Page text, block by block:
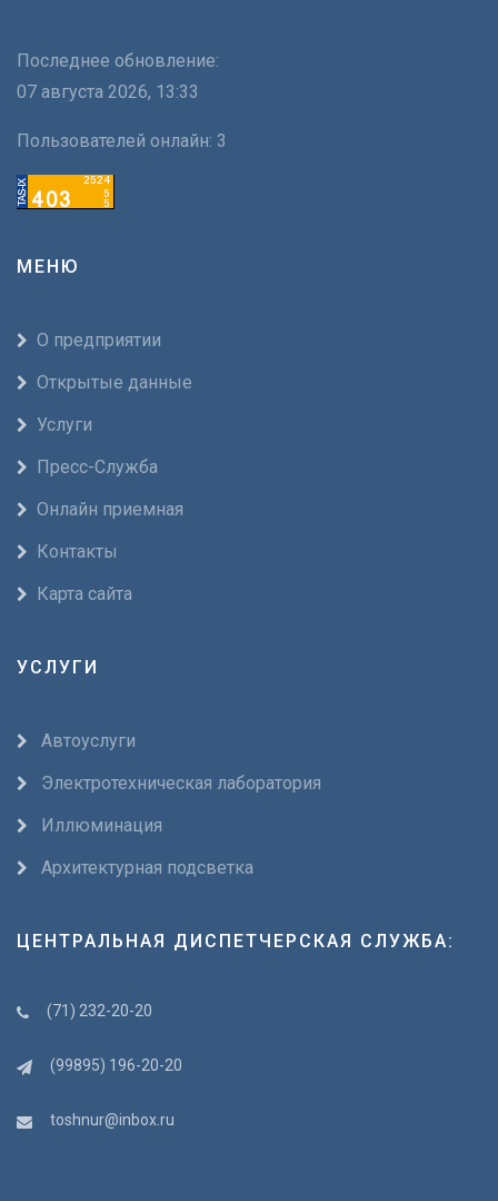
Последнее обновление:
07 августа 2026, 13:33
Пользователей онлайн: 3
МЕНЮ
О предприятии
Открытые данные
Услуги
Пресс-Служба
Онлайн приемная
Контакты
Карта сайта
УСЛУГИ
Автоуслуги
Электротехническая лаборатория
Иллюминация
Архитектурная подсветка
ЦЕНТРАЛЬНАЯ ДИСПЕТЧЕРСКАЯ СЛУЖБА:
(71) 232-20-20
(99895) 196-20-20
toshnur@inbox.ru